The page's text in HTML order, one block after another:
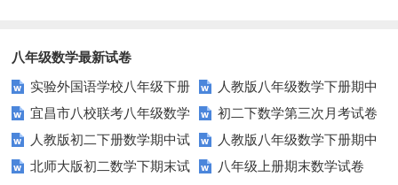
八年级数学最新试卷
实验外国语学校八年级下册
数学试题
人教版八年级数学下册期中
复习题附答案
宜昌市八校联考八年级数学
试卷及答案
初二下数学第三次月考试卷
人教版初二下册数学期中试
题
人教版八年级数学下册期中
试卷
北师大版初二数学下期末试
八年级上册期末数学试卷